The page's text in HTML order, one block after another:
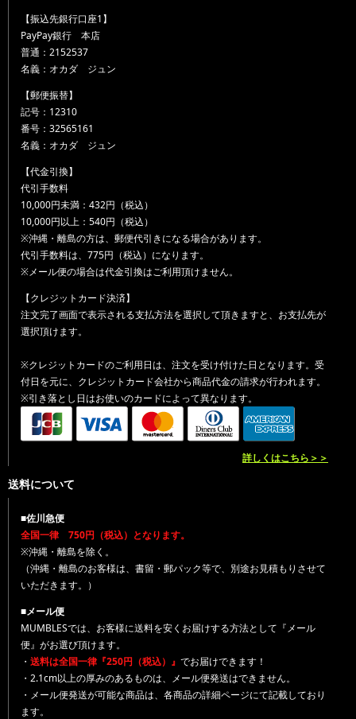
【振込先銀行口座1】
PayPay銀行 本店
普通：2152537
名義：オカダ ジュン
【郵便振替】
記号：12310
番号：32565161
名義：オカダ ジュン
【代金引換】
代引手数料
10,000円未満：432円（税込）
10,000円以上：540円（税込）
※沖縄・離島の方は、郵便代引きになる場合があります。
代引手数料は、775円（税込）になります。
※メール便の場合は代金引換はご利用頂けません。
【クレジットカード決済】
注文完了画面で表示される支払方法を選択して頂きますと、お支払先が
選択頂けます。
※クレジットカードのご利用日は、注文を受け付けた日となります。受
付日を元に、クレジットカード会社から商品代金の請求が行われます。
※引き落とし日はお使いのカードによって異なります。
詳しくはこちら＞＞
送料について
■佐川急便
全国一律 750円（税込）となります。
※沖縄・離島を除く。
（沖縄・離島のお客様は、書留・郵パック等で、別途お見積もりさせて
いただきます。）
■メール便
MUMBLESでは、お客様に送料を安くお届けする方法として『メール
便』がお選び頂けます。
・ 送料は全国一律『250円（税込）』 でお届けできます！
・2.1cm以上の厚みのあるものは、メール便発送はできません。
・メール便発送が可能な商品は、各商品の詳細ページにて記載しており
ます。